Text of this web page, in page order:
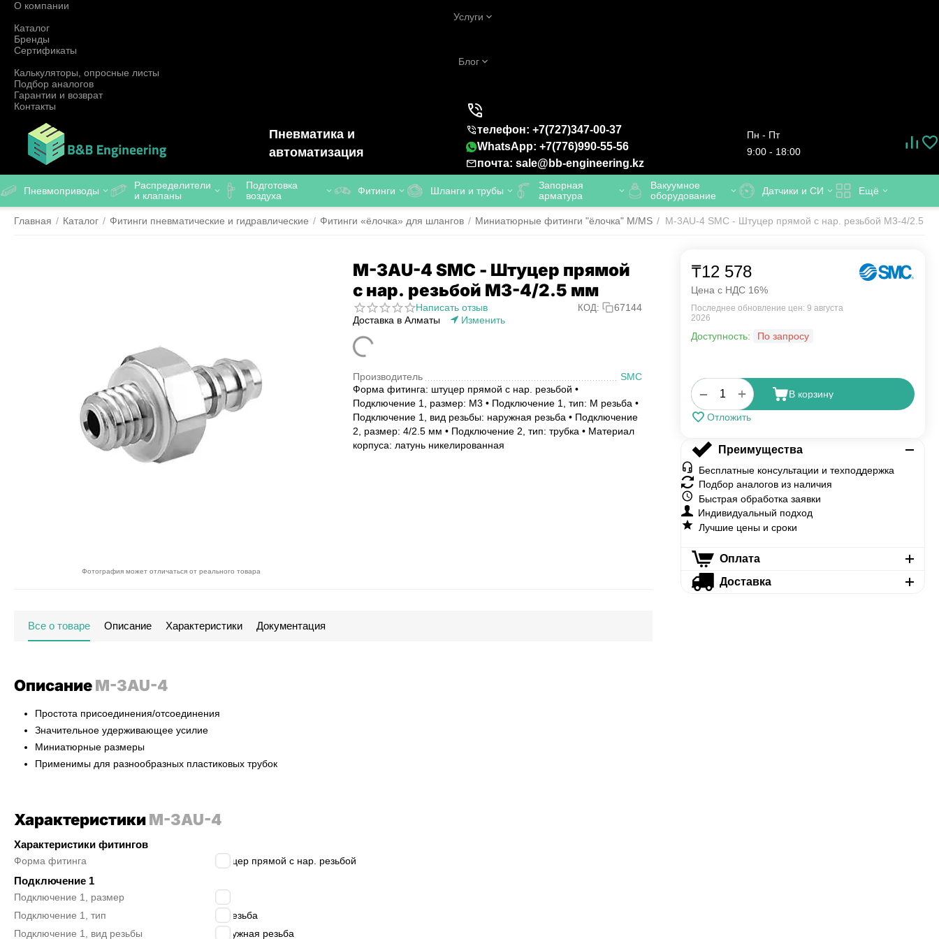
О компании
Услуги
Каталог
Бренды
Сертификаты
Блог
Калькуляторы, опросные листы
Подбор аналогов
Гарантии и возврат
Контакты
Пневматика и
автоматизация
телефон: +7(727)347-00-37
WhatsApp: +7(776)990-55-56
почта: sale@bb-engineering.kz
Пн - Пт
9:00 - 18:00
Пневмоприводы
Распределители
и клапаны
Подготовка
воздуха
Фитинги Шланги и трубы
Запорная
арматура
Вакуумное
оборудование
Датчики и СИ Ещё
Главная / Каталог / Фитинги пневматические и гидравлические / Фитинги «ёлочка» для шлангов / Миниатюрные фитинги "ёлочка" M/MS / M-3AU-4 SMC - Штуцер прямой с нар. резьбой M3-4/2.5
Фотография может отличаться от реального товара
M-3AU-4 SMC - Штуцер прямой
с нар. резьбой M3-4/2.5 мм
Написать отзыв КОД:
67144
Доставка в Алматы
Изменить
Производитель
SMC
Форма фитинга: штуцер прямой с нар. резьбой •
Подключение 1, размер: M3 • Подключение 1, тип: M резьба •
Подключение 1, вид резьбы: наружная резьба • Подключение
2, размер: 4/2.5 мм • Подключение 2, тип: трубка • Материал
корпуса: латунь никелированная
₸12 578
Цена с НДС 16%
Последнее обновление цен: 9 августа
2026
Доступность: По запросу
+
− В корзину
Отложить
Преимущества
Бесплатные консультации и техподдержка
Подбор аналогов из наличия
Быстрая обработка заявки
Индивидуальный подход
Лучшие цены и сроки
Оплата
Доставка
Все о товаре Описание Характеристики Документация
ОписаниеM-3AU-4
Простота присоединения/отсоединения
Значительное удерживающее усилие
Миниатюрные размеры
Применимы для разнообразных пластиковых трубок
ХарактеристикиM-3AU-4
Характеристики фитингов
Форма фитинга штуцер прямой с нар. резьбой
Подключение 1
Подключение 1, размер
Подключение 1, тип
M резьба
Подключение 1, вид резьбы
наружная резьба